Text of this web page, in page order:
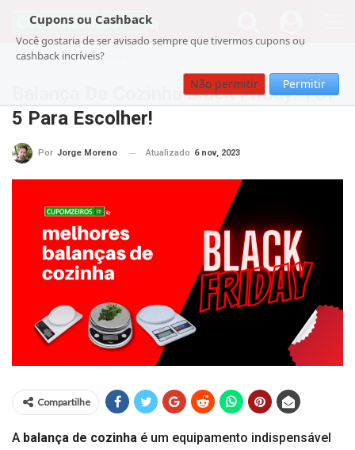
Cupons ou Cashback
Você gostaria de ser avisado sempre que tivermos cupons ou
cashback incríveis?
Não permitir Permitir
Cupom Guia de Compras
Balança De Cozinha Black Friday: TOP
5 Para Escolher!
Por Jorge Moreno Atualizado 6 nov, 2023
Compartilhe
A balança de cozinha é um equipamento indispensável